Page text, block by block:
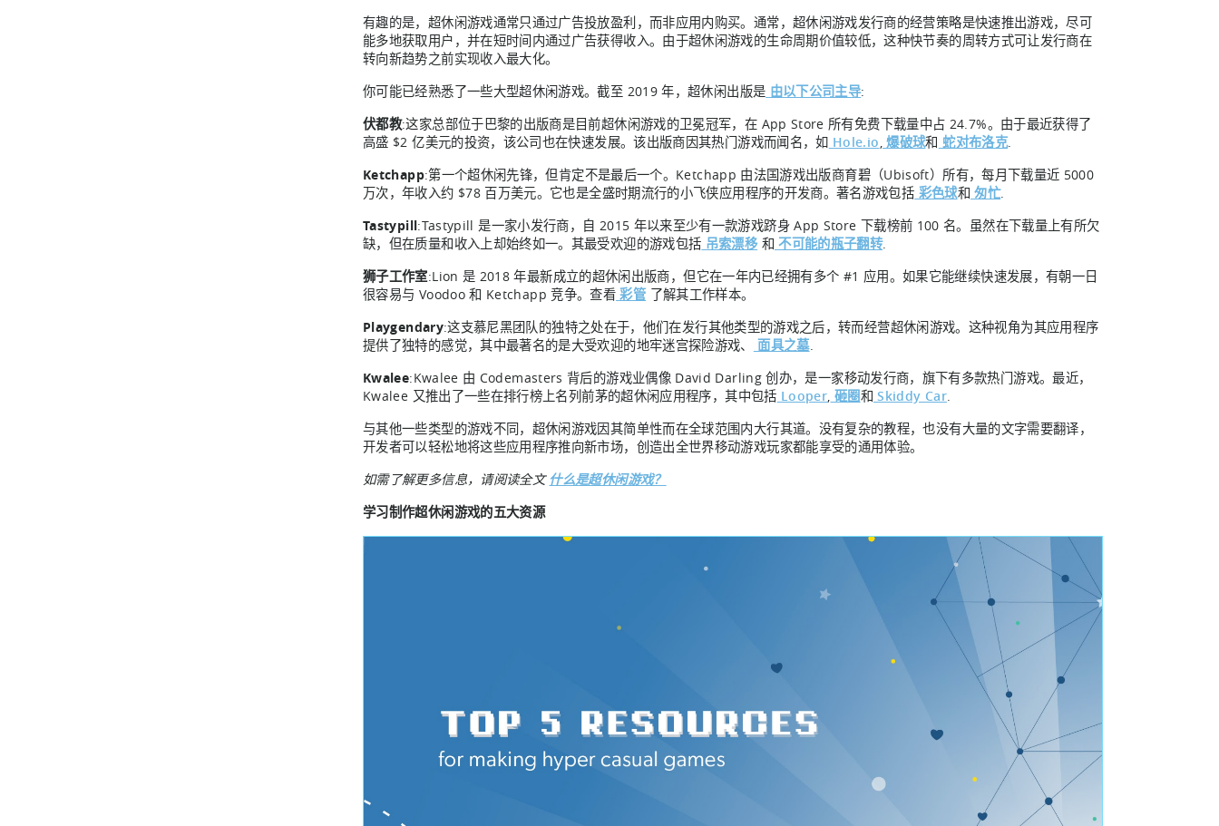
有趣的是，超休闲游戏通常只通过广告投放盈利，而非应用内购买。通常，超休闲游戏发行商的经营策略是快速推出游戏，尽可
能多地获取用户，并在短时间内通过广告获得收入。由于超休闲游戏的生命周期价值较低，这种快节奏的周转方式可让发行商在
转向新趋势之前实现收入最大化。
你可能已经熟悉了一些大型超休闲游戏。截至 2019 年，超休闲出版是 由以下公司主导:
伏都教:这家总部位于巴黎的出版商是目前超休闲游戏的卫冕冠军，在 App Store 所有免费下载量中占 24.7%。由于最近获得了
高盛 $2 亿美元的投资，该公司也在快速发展。该出版商因其热门游戏而闻名，如 Hole.io,爆破球和 蛇对布洛克.
Ketchapp:第一个超休闲先锋，但肯定不是最后一个。Ketchapp 由法国游戏出版商育碧（Ubisoft）所有，每月下载量近 5000
万次，年收入约 $78 百万美元。它也是全盛时期流行的小飞侠应用程序的开发商。著名游戏包括 彩色球和 匆忙.
Tastypill:Tastypill 是一家小发行商，自 2015 年以来至少有一款游戏跻身 App Store 下载榜前 100 名。虽然在下载量上有所欠
缺，但在质量和收入上却始终如一。其最受欢迎的游戏包括 吊索漂移和 不可能的瓶子翻转.
狮子工作室:Lion 是 2018 年最新成立的超休闲出版商，但它在一年内已经拥有多个 #1 应用。如果它能继续快速发展，有朝一日
很容易与 Voodoo 和 Ketchapp 竞争。查看 彩管 了解其工作样本。
Playgendary:这支慕尼黑团队的独特之处在于，他们在发行其他类型的游戏之后，转而经营超休闲游戏。这种视角为其应用程序
提供了独特的感觉，其中最著名的是大受欢迎的地牢迷宫探险游戏、
面具之墓.
Kwalee:Kwalee 由 Codemasters 背后的游戏业偶像 David Darling 创办，是一家移动发行商，旗下有多款热门游戏。最近，
Kwalee 又推出了一些在排行榜上名列前茅的超休闲应用程序，其中包括 Looper, 砸圈和 Skiddy Car.
与其他一些类型的游戏不同，超休闲游戏因其简单性而在全球范围内大行其道。没有复杂的教程，也没有大量的文字需要翻译，
开发者可以轻松地将这些应用程序推向新市场，创造出全世界移动游戏玩家都能享受的通用体验。
如需了解更多信息，请阅读全文 什么是超休闲游戏？
学习制作超休闲游戏的五大资源